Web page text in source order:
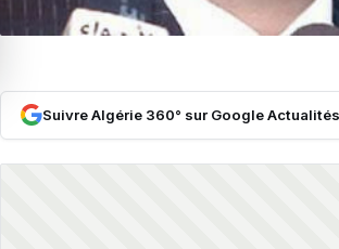
Suivre Algérie 360° sur Google Actualités